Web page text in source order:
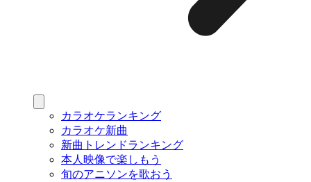
カラオケランキング
カラオケ新曲
新曲トレンドランキング
本人映像で楽しもう
旬のアニソンを歌おう